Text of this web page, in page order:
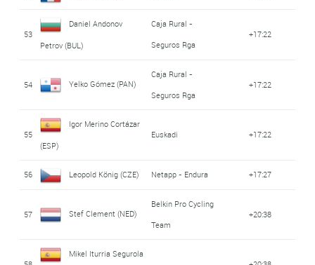
53
Daniel Andonov
Petrov (BUL)
Caja Rural -
Seguros Rga
+17:22
54 Yelko Gómez (PAN)
Caja Rural -
Seguros Rga
+17:22
55
Igor Merino Cortázar
(ESP)
Euskadi +17:22
56 Leopold König (CZE) Netapp - Endura +17:27
57 Stef Clement (NED)
Belkin Pro Cycling
Team
+20:38
Mikel Iturria Segurola